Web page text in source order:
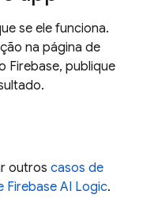
se ele funciona.
na página de
Firebase, publique
outros casos de
Firebase AI Logic.